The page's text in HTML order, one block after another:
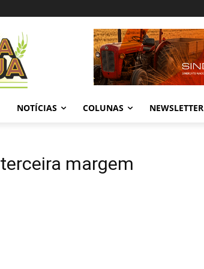
NOTÍCIAS COLUNAS NEWSLETTER
terceira margem